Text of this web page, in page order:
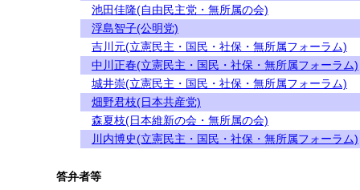
池田佳隆(自由民主党・無所属の会)
浮島智子(公明党)
吉川元(立憲民主・国民・社保・無所属フォーラム)
中川正春(立憲民主・国民・社保・無所属フォーラム)
城井崇(立憲民主・国民・社保・無所属フォーラム)
畑野君枝(日本共産党)
森夏枝(日本維新の会・無所属の会)
川内博史(立憲民主・国民・社保・無所属フォーラム)
答弁者等